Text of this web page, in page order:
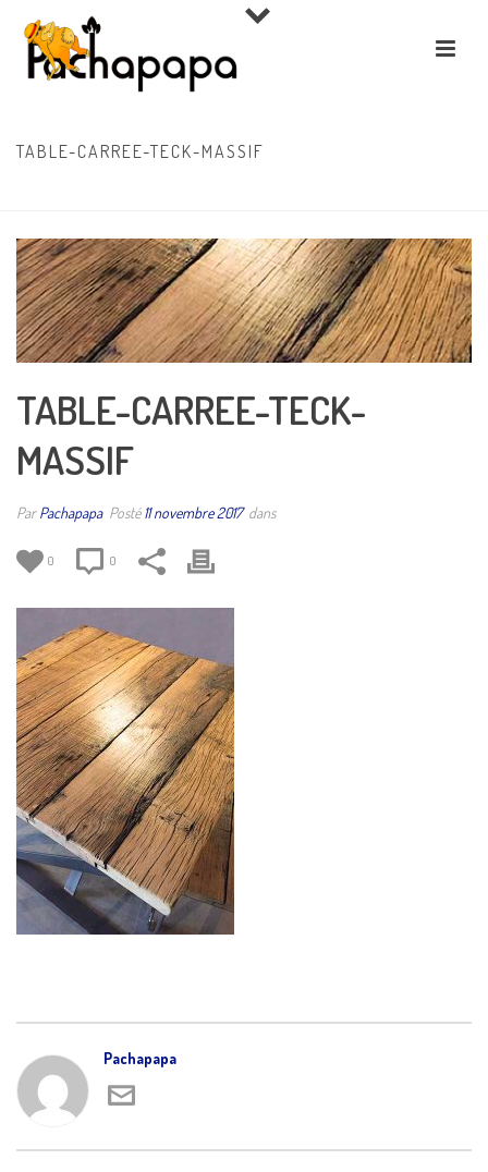
TABLE-CARREE-TECK-MASSIF
TABLE-CARREE-TECK-
MASSIF
ParPachapapa Posté11 novembre 2017 dans
0 0
Pachapapa